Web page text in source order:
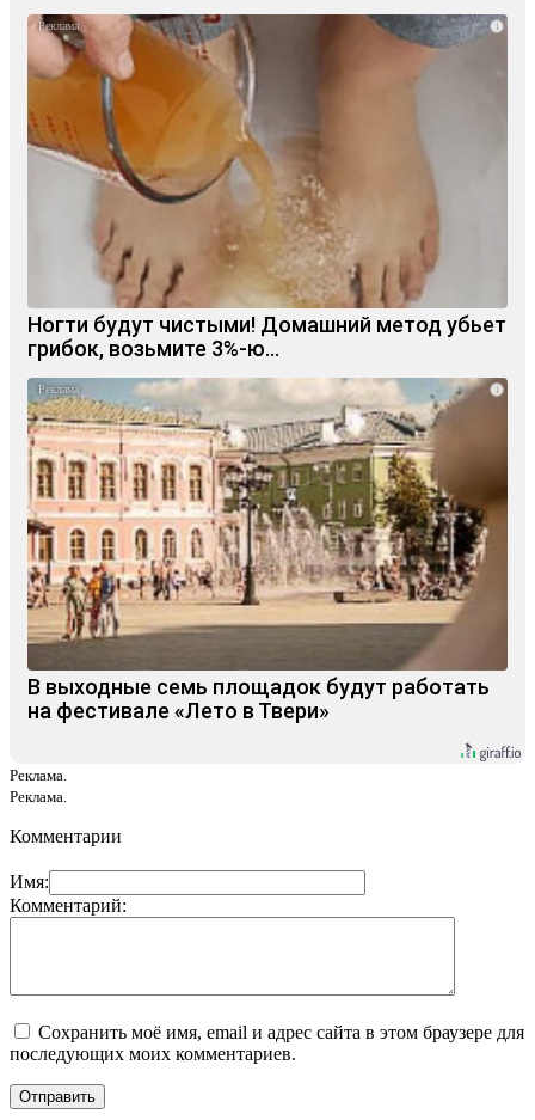
i
Ногти будут чистыми! Домашний метод убьет
грибок, возьмите 3%-ю…
i
В выходные семь площадок будут работать
на фестивале «Лето в Твери»
Реклама.
Реклама.
Комментарии
Имя:
Комментарий:
Сохранить моё имя, email и адрес сайта в этом браузере для
последующих моих комментариев.